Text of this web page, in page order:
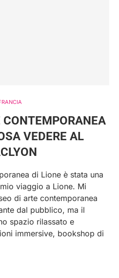
VEDERE AL
di Lione è stata una
viaggio a Lione. Mi
di arte contemporanea
dal pubblico, ma il
spazio rilassato e
immersive, bookshop di